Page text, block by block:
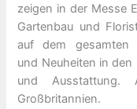
zeigen in der Messe
Gartenbau und
auf dem gesamten
und Neuheiten in den
und Ausstattung.
Großbritannien.